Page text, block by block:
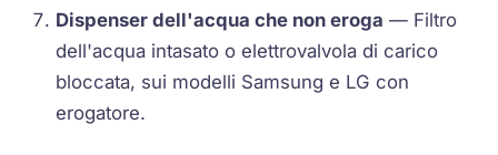
Dispenser dell'acqua che non eroga — Filtro
dell'acqua intasato o elettrovalvola di carico
bloccata, sui modelli Samsung e LG con
erogatore.